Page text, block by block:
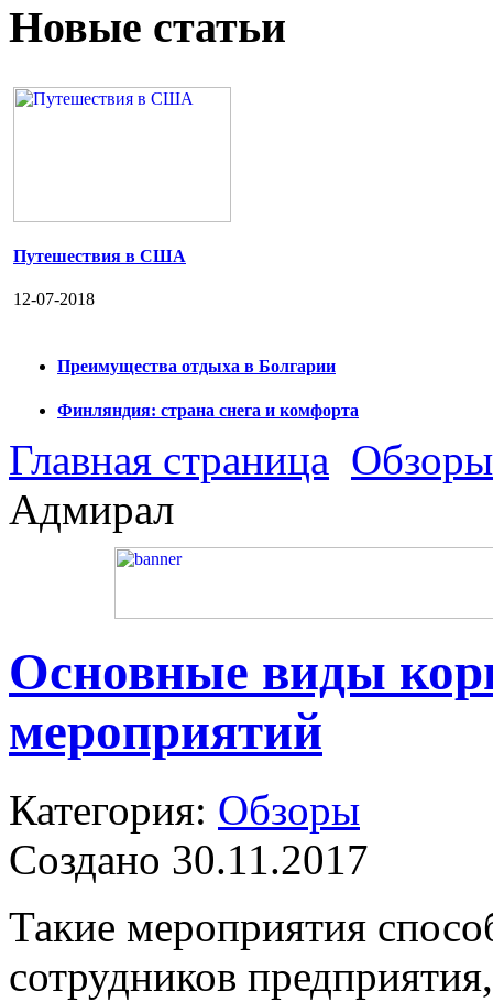
Новые статьи
Путешествия в США
12-07-2018
Преимущества отдыха в Болгарии
Финляндия: страна снега и комфорта
Главная страница Обзоры
Адмирал
Основные виды
мероприятий
Категория: Обзоры
Создано 30.11.2017
Такие мероприятия
сотрудников